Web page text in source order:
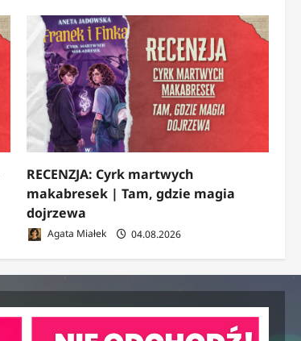
RECENZJA: Cyrk martwych
makabresek | Tam, gdzie magia
dojrzewa
Agata Miałek 04.08.2026